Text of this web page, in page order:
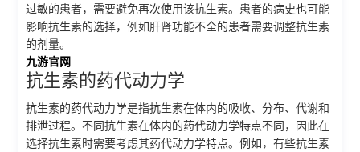
过敏的患者，需要避免再次使用该抗生素。患者的病史也可能
影响抗生素的选择，例如肝肾功能不全的患者需要调整抗生素
的剂量。
九游官网
抗生素的药代动力学
抗生素的药代动力学是指抗生素在体内的吸收、分布、代谢和
排泄过程。不同抗生素在体内的药代动力学特点不同，因此在
选择抗生素时需要考虑其药代动力学特点。例如，有些抗生素